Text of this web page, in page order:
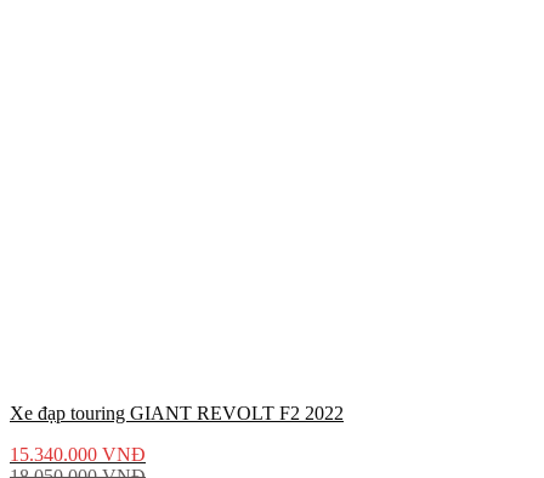
Xe đạp touring GIANT REVOLT F2 2022
15.340.000 VNĐ